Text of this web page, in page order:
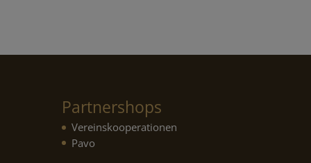
Partnershops
Vereinskooperationen
Pavo